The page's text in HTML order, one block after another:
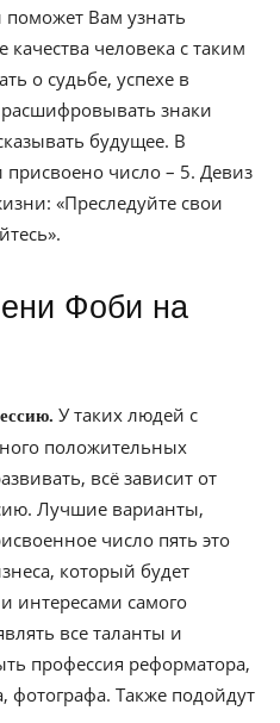
Вам узнать
человека с таким
о судьбе, успехе в
знаки
будущее. В
число – 5. Девиз
«Преследуйте свои
У таких людей с
положительных
всё зависит от
Лучшие варианты,
число пять это
который будет
интересами самого
все таланты и
профессия реформатора,
фотографа. Также подойдут